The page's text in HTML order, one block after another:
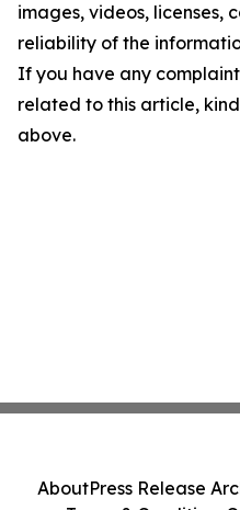
images, videos, licenses,
reliability of the
If you have any
related to this article,
above.
AboutPress Release